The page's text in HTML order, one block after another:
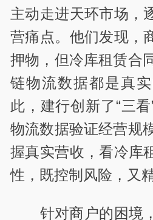
主动走进天环市场，
营痛点。他们发现，
押物，但冷库租赁合
链物流数据都是真
此，建行创新了“三
物流数据验证经营规
握真实营收，看冷库
性，既控制风险，又
针对商户的困境